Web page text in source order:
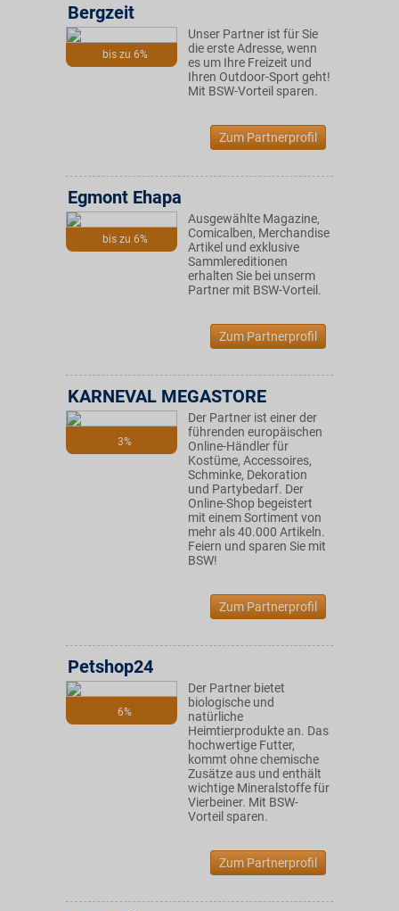
bis zu 6%
Bergzeit
Unser Partner ist für Sie
die erste Adresse, wenn
es um Ihre Freizeit und
Ihren Outdoor-Sport geht!
Mit BSW-Vorteil sparen.
Zum Partnerprofil
bis zu 6%
Egmont Ehapa
Ausgewählte Magazine,
Comicalben, Merchandise
Artikel und exklusive
Sammlereditionen
erhalten Sie bei unserm
Partner mit BSW-Vorteil.
Zum Partnerprofil
3%
KARNEVAL MEGASTORE
Der Partner ist einer der
führenden europäischen
Online-Händler für
Kostüme, Accessoires,
Schminke, Dekoration
und Partybedarf. Der
Online-Shop begeistert
mit einem Sortiment von
mehr als 40.000 Artikeln.
Feiern und sparen Sie mit
BSW!
Zum Partnerprofil
6%
Petshop24
Der Partner bietet
biologische und
natürliche
Heimtierprodukte an. Das
hochwertige Futter,
kommt ohne chemische
Zusätze aus und enthält
wichtige Mineralstoffe für
Vierbeiner. Mit BSW-
Vorteil sparen.
Zum Partnerprofil